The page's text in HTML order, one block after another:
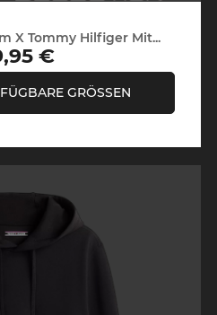
X Tommy Hilfiger Mit...
Preis
€
GRÖSSEN